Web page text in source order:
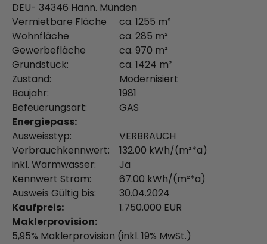
DEU- 34346 Hann. Münden
Vermietbare Fläche
ca. 1255 m²
Wohnfläche
ca. 285 m²
Gewerbefläche
ca. 970 m²
Grundstück:
ca. 1424 m²
Zustand:
Modernisiert
Baujahr:
1981
Befeuerungsart:
GAS
Energiepass:
Ausweisstyp:
VERBRAUCH
Verbrauchkennwert:
132.00 kWh/(m²*a)
inkl. Warmwasser:
Ja
Kennwert Strom:
67.00 kWh/(m²*a)
Ausweis Gültig bis:
30.04.2024
Kaufpreis:
1.750.000 EUR
Maklerprovision:
5,95% Maklerprovision (inkl. 19% MwSt.)